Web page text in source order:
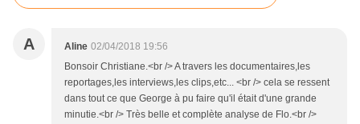
A Aline 02/04/2018 19:56
Bonsoir Christiane.<br /> A travers les documentaires,les
reportages,les interviews,les clips,etc... <br /> cela se ressent
dans tout ce que George à pu faire qu'il était d'une grande
minutie.<br /> Très belle et complète analyse de Flo.<br />